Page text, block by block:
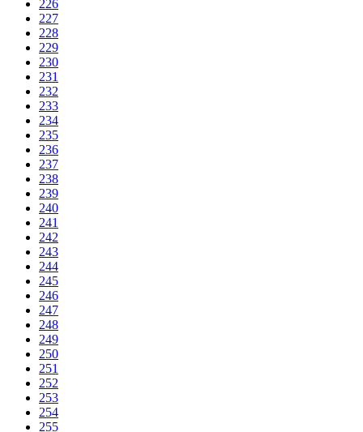
226
227
228
229
230
231
232
233
234
235
236
237
238
239
240
241
242
243
244
245
246
247
248
249
250
251
252
253
254
255